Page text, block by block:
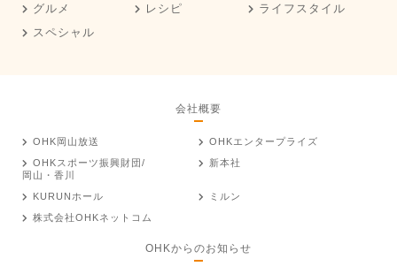
グルメ
レシピ
ライフスタイル
スペシャル
会社概要
OHK岡山放送
OHKエンタープライズ
OHKスポーツ振興財団/
岡山・香川
新本社
KURUNホール
ミルン
株式会社OHKネットコム
OHKからのお知らせ